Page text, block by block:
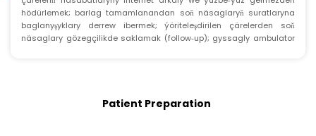
hödürlemek; barlag tamamlanandan soň näsaglaryň suratlaryna
baglanyşyklary derrew ibermek; ýöriteleşdirilen çärelerden soň
näsaglary gözegçilikde saklamak (follow‑up); gyssagly ambulator
Patient Preparation